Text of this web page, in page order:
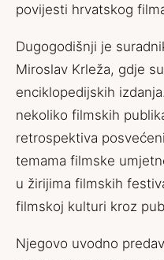
povijesti hrvatskog
Dugogodišnji je
Miroslav Krleža, gdje
enciklopedijskih
nekoliko filmskih
retrospektiva
temama filmske
u žirijima filmskih
filmskoj kulturi kroz
Njegovo uvodno